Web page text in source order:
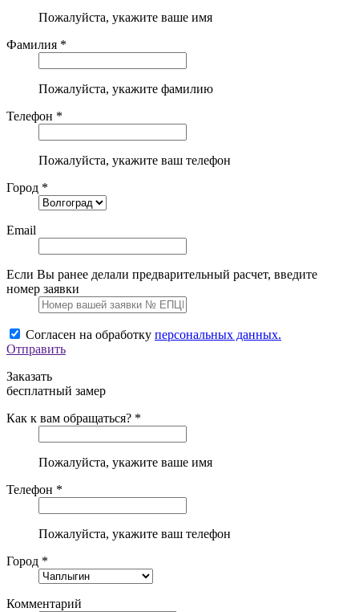
Пожалуйста, укажите ваше имя
Фамилия *
Пожалуйста, укажите фамилию
Телефон *
Пожалуйста, укажите ваш телефон
Город *
Email
Если Вы ранее делали предварительный расчет, введите
номер заявки
Согласен на обработку персональных данных.
Отправить
Заказать
бесплатный замер
Как к вам обращаться? *
Пожалуйста, укажите ваше имя
Телефон *
Пожалуйста, укажите ваш телефон
Город *
Комментарий